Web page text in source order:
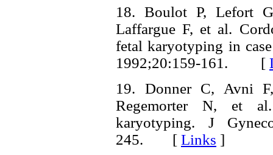
18. Boulot P, Lefort
Laffargue F, et al.
fetal karyotyping in
1992;20:159-161. [
19. Donner C, Avni
Regemorter N, et
karyotyping. J
245. [ Links ]